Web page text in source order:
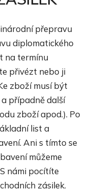
přepravu
diplomatického
na termínu
přivézt nebo ji
zboží musí být
případně další
zboží apod.). Po
list a
Ani s tímto se
můžeme
námi pocítíte
zásilek.